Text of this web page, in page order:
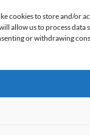
cookies to store and/or
allow us to process data
or withdrawing